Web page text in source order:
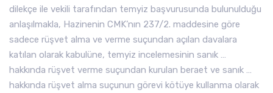
dilekçe ile vekili tarafından temyiz başvurusunda bulunulduğu
anlaşılmakla, Hazinenin CMK’nın 237/2. maddesine göre
sadece rüşvet alma ve verme suçundan açılan davalara
katılan olarak kabulüne, temyiz incelemesinin sanık …
hakkında rüşvet verme suçundan kurulan beraet ve sanık …
hakkında rüşvet alma suçunun görevi kötüye kullanma olarak